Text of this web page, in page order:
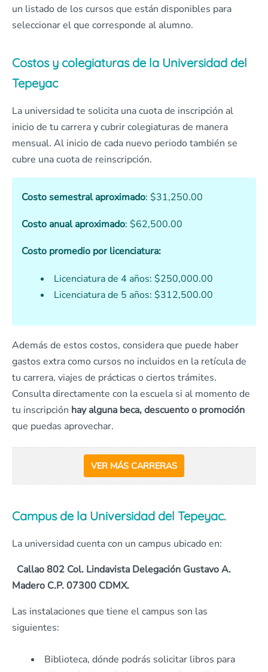
un listado de los cursos que están disponibles para
seleccionar el que corresponde al alumno.
Costos y colegiaturas de la Universidad del
Tepeyac
La universidad te solicita una cuota de inscripción al
inicio de tu carrera y cubrir colegiaturas de manera
mensual. Al inicio de cada nuevo periodo también se
cubre una cuota de reinscripción.
Costo semestral aproximado: $31,250.00
Costo anual aproximado: $62,500.00
Costo promedio por licenciatura:
Licenciatura de 4 años: $250,000.00
Licenciatura de 5 años: $312,500.00
Además de estos costos, considera que puede haber
gastos extra como cursos no incluidos en la retícula de
tu carrera, viajes de prácticas o ciertos trámites.
Consulta directamente con la escuela si al momento de
tu inscripción hay alguna beca, descuento o promoción
que puedas aprovechar.
VER MÁS CARRERAS
Campus de la Universidad del Tepeyac.
La universidad cuenta con un campus ubicado en:
Callao 802 Col. Lindavista Delegación Gustavo A.
Madero C.P. 07300 CDMX.
Las instalaciones que tiene el campus son las
siguientes:
Biblioteca, dónde podrás solicitar libros para